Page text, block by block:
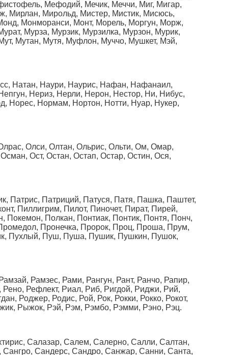
Мефодий, Мечик, Меччи, Миг, Мигар,
Мирлан, Мирольд, Мистер, Мистик, Мисюсь,
Монморанси, Монт, Морель, Моргун, Морж,
Мурза, Мурзик, Мурзилка, Мурзон, Мурик,
Мутан, Мутя, Муфлон, Муччо, Мушкет, Мэй,
Натан, Наури, Наурис, Нафан, Нафанаил,
Нериз, Нерли, Нерон, Нестор, Ни, Нибус,
Норес, Нормам, Нортон, Нотти, Нуар, Нукер,
Олси, Олтан, Ольрис, Ольти, Ом, Омар,
Ост, Остан, Остап, Остар, Остин, Ося,
Патрис, Патриций, Патуся, Патя, Пашка, Паштет,
Пиллигрим, Пилот, Пиночет, Пират, Пирей,
Покемон, Полкан, Понтиак, Понтик, Понтя, Понч,
Пронечка, Пророк, Пpоц, Проша, Прум,
Пухлый, Пуш, Пуша, Пушик, Пушкин, Пушок,
Рамзес, Рами, Рангун, Рант, Ранчо, Рапир,
Рефлект, Риал, Риб, Ригдой, Риджи, Рий,
Роджер, Родис, Рой, Рок, Рокки, Рокко, Рокот,
Рыжок, Рэй, Рэм, Рэмбо, Рэмми, Рэно, Рэц.
Салазар, Салем, Салерно, Салли, Салтан,
Сандерс, Сандро, Санжар, Санни, Санта,